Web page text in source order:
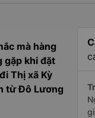
mà hàng
gặp khi đặt
Thị xã Kỳ
từ Đô Lương